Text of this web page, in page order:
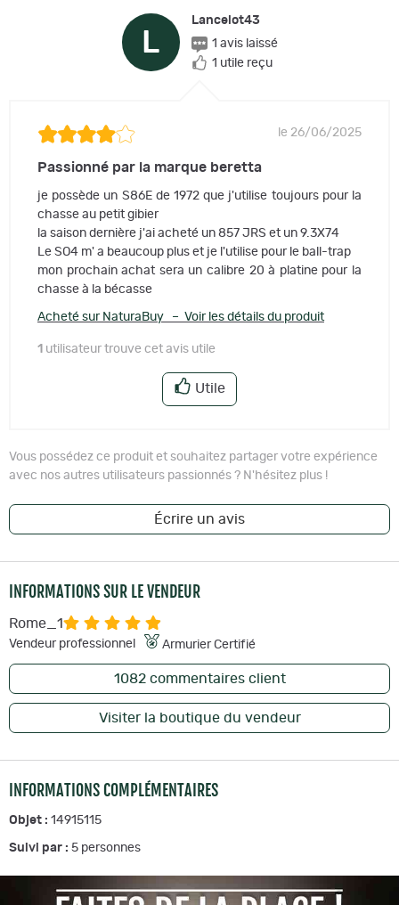
L
Lancelot43
1 avis laissé
1 utile reçu
le 26/06/2025
Passionné par la marque beretta
je possède un S86E de 1972 que j'utilise toujours pour la
chasse au petit gibier
la saison dernière j'ai acheté un 857 JRS et un 9.3X74
Le SO4 m' a beaucoup plus et je l'utilise pour le ball-trap
mon prochain achat sera un calibre 20 à platine pour la
chasse à la bécasse
Acheté sur NaturaBuy – Voir les détails du produit
1 utilisateur trouve cet avis utile
Utile
Vous possédez ce produit et souhaitez partager votre expérience
avec nos autres utilisateurs passionnés ? N'hésitez plus !
Écrire un avis
INFORMATIONS SUR LE VENDEUR
Rome_1
Vendeur professionnel Armurier Certifié
1082commentaires client
Visiter la boutique du vendeur
INFORMATIONS COMPLÉMENTAIRES
Objet : 14915115
Suivi par : 5 personnes